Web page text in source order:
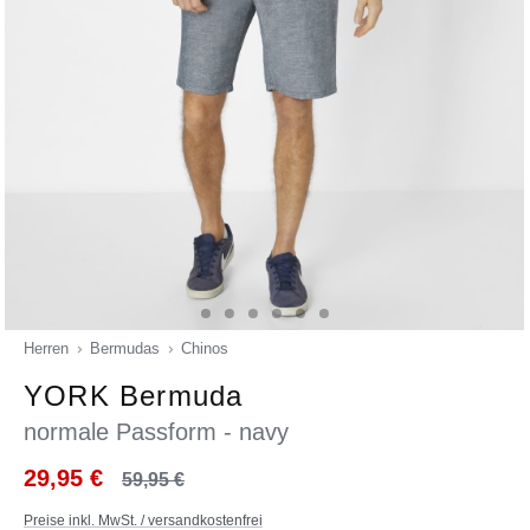
Herren Bermudas Chinos
YORK Bermuda
normale Passform - navy
29,95 €
59,95 €
Preise inkl. MwSt. / versandkostenfrei